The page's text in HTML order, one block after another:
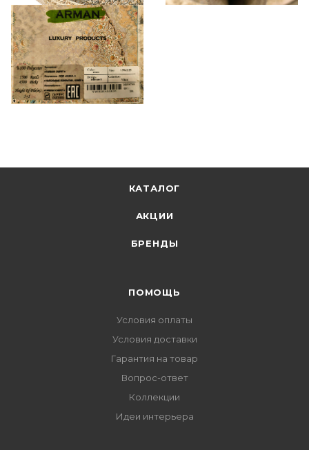
КАТАЛОГ
АКЦИИ
БРЕНДЫ
ПОМОЩЬ
Условия оплаты
Условия доставки
Гарантия на товар
Вопрос-ответ
Коллекции
Идеи интерьера